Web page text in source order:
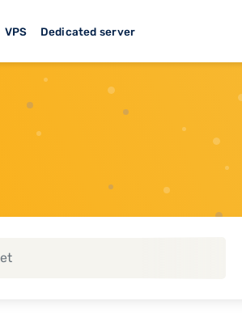
VPS Dedicated server